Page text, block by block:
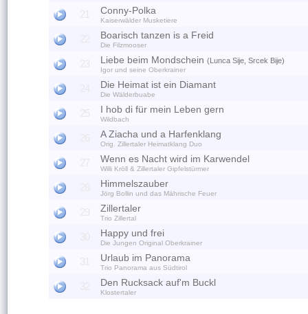
21 Conny-Polka
Kaiserwälder Musketiere
22 Boarisch tanzen is a Freid
Die Filzmooser
23 Liebe beim Mondschein (Lunca Sije, Srcek Bije)
Igor und seine Oberkrainer
24 Die Heimat ist ein Diamant
Die Wälderbuabe
25 I hob di für mein Leben gern
Wildbach
26 A Ziacha und a Harfenklang
Orig. Zillertaler Heimatklang Duo
27 Wenn es Nacht wird im Karwendel
Willi Kröll & Zillertaler Gipfelstürmer
28 Himmelszauber
Jörg Bollin und das Mährische Feuer
29 Zillertaler
Trio Zillertal
30 Happy und frei
Die Jungen Original Oberkrainer
31 Urlaub im Panorama
Trio Panorama aus Südtirol
32 Den Rucksack auf'm Buckl
Klostertaler